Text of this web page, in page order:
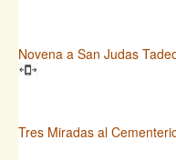
Novena a San Judas
Tres Miradas al